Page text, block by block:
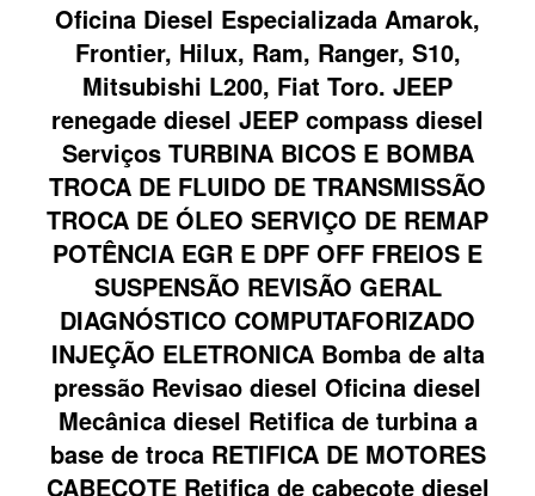
Oficina Diesel Especializada Amarok,
Frontier, Hilux, Ram, Ranger, S10,
Mitsubishi L200, Fiat Toro. JEEP
renegade diesel JEEP compass diesel
Serviços TURBINA BICOS E BOMBA
TROCA DE FLUIDO DE TRANSMISSÃO
TROCA DE ÓLEO SERVIÇO DE REMAP
POTÊNCIA EGR E DPF OFF FREIOS E
SUSPENSÃO REVISÃO GERAL
DIAGNÓSTICO COMPUTAFORIZADO
INJEÇÃO ELETRONICA Bomba de alta
pressão Revisao diesel Oficina diesel
Mecânica diesel Retifica de turbina a
base de troca RETIFICA DE MOTORES
CABEÇOTE Retifica de cabeçote diesel